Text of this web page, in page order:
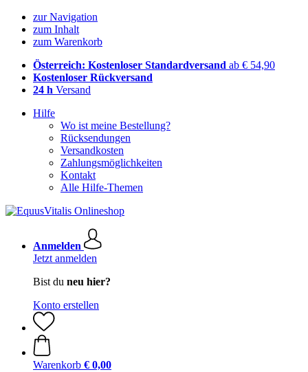
zur Navigation
zum Inhalt
zum Warenkorb
Österreich: Kostenloser Standardversand ab € 54,90
Kostenloser Rückversand
24 h Versand
Hilfe
Wo ist meine Bestellung?
Rücksendungen
Versandkosten
Zahlungsmöglichkeiten
Kontakt
Alle Hilfe-Themen
Anmelden
Jetzt anmelden
Bist du neu hier?
Konto erstellen
Warenkorb € 0,00